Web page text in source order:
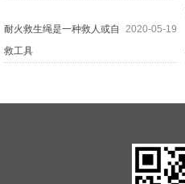
2020-05-19
耐火救生绳是一种救人或自
救工具